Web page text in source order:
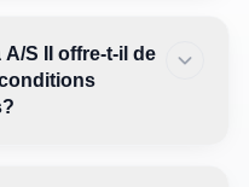
S II offre-t-il de